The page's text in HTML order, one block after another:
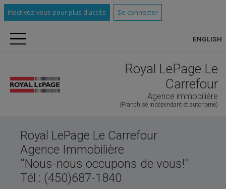
Inscrivez-vous pour plus d'accès Se connecter
ENGLISH
Royal LePage Le
Carrefour
Agence immobilière
(Franchisé indépendant et autonome)
Royal LePage Le Carrefour
Agence Immobilière
''Nous-nous occupons de vous!''
Tél.: (450)687-1840